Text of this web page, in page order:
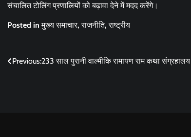
संचालित टोलिंग प्रणालियों को बढ़ावा देने में मदद करेंगे।
Posted inमुख्य समाचार,राजनीति,राष्ट्रीय
Post
Previous:233 साल पुरानी वाल्मीकि रामायण राम कथा